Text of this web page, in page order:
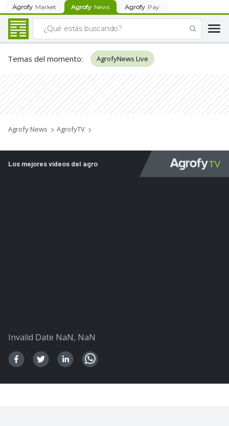
Agrofy Market Agrofy News Agrofy Pay
Temas del momento: AgrofyNews Live
Agrofy News AgrofyTV
Los mejores videos del agro
Invalid Date NaN, NaN